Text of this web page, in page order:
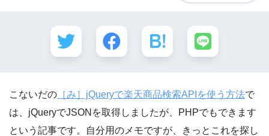
こないだの ［み］jQueryで楽天商品検索APIを使う方法で
は、jQueryでJSONを取得しましたが、PHPでもできます
という記事です。自分用のメモですが、きっとこれを探し